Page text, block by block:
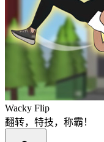
Wacky Flip
翻转，特技，称霸！